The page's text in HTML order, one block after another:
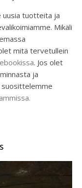
uusia tuotteita ja
Mikäli
mitä tervetullein
. Jos olet
ja